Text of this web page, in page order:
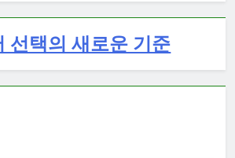
선택의 새로운 기준